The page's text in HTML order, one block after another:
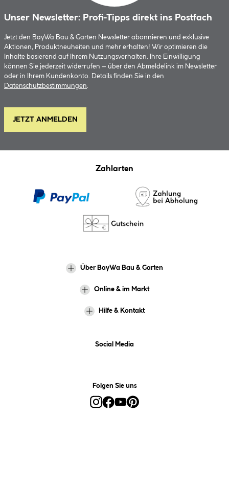
Unser Newsletter: Profi-Tipps direkt ins Postfach
Jetzt den BayWa Bau & Garten Newsletter abonnieren und exklusive
Aktionen, Produktneuheiten und mehr erhalten! Wir optimieren die
Inhalte basierend auf Ihrem Nutzungsverhalten. Ihre Einwilligung
können Sie jederzeit widerrufen – über den Abmeldelink im Newsletter
oder in Ihrem Kundenkonto. Details finden Sie in den
Datenschutzbestimmungen.
JETZT ANMELDEN
Zahlarten
Über BayWa Bau & Garten
Online & im Markt
Hilfe & Kontakt
Social Media
Folgen Sie uns